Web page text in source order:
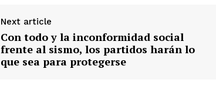
Next article
Con todo y la inconformidad social
frente al sismo, los partidos harán lo
que sea para protegerse